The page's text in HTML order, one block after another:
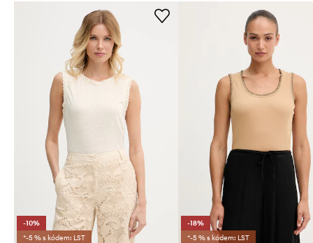
-10%
*-5 % s kódem: LST
-18%
*-5 % s kódem: LST